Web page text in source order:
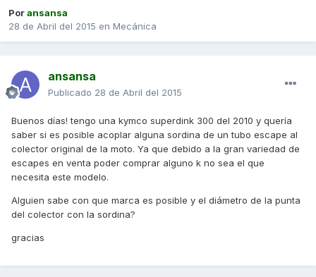
Poransansa
28 de Abril del 2015 en Mecánica
ansansa
Publicado 28 de Abril del 2015
Buenos días! tengo una kymco superdink 300 del 2010 y quería
saber si es posible acoplar alguna sordina de un tubo escape al
colector original de la moto. Ya que debido a la gran variedad de
escapes en venta poder comprar alguno k no sea el que
necesita este modelo.
Alguien sabe con que marca es posible y el diámetro de la punta
del colector con la sordina?
gracias